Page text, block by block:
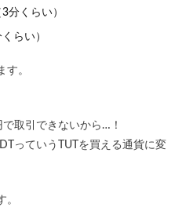
分くらい）
らい）
す。
取引できないから…！
っていうTUTを買える通貨に変
。